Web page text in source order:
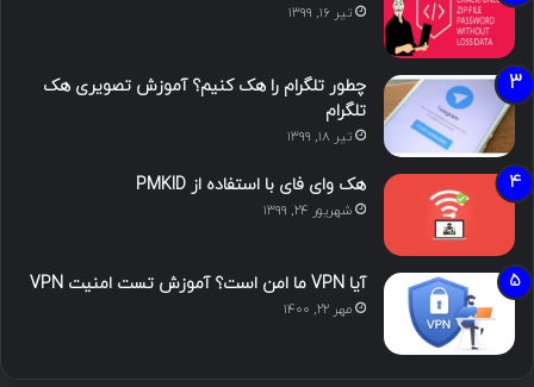
تیر ۱۶, ۱۳۹۹
چطور تلگرام را هک کنیم؟ آموزش تصویری هک
تلگرام
تیر ۱۸, ۱۳۹۹
هک وای فای با استفاده از PMKID
شهریور ۲۴, ۱۳۹۹
آیا VPN ما امن است؟ آموزش تست امنیت VPN
مهر ۲۲, ۱۴۰۰